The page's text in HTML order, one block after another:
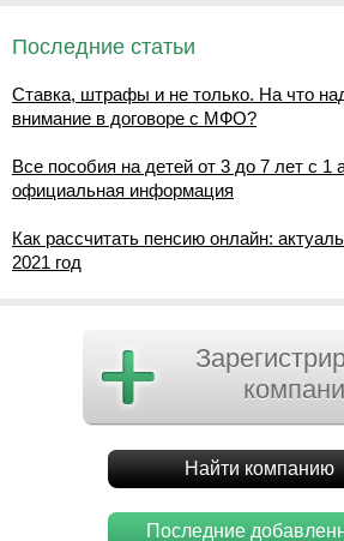
Последние статьи
Ставка, штрафы и не только. На что
внимание в договоре с МФО?
Все пособия на детей от 3 до 7 лет с 1
официальная информация
Как рассчитать пенсию онлайн:
2021 год
Найти компанию
Последние